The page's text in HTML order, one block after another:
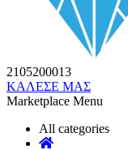
2105200013
ΚΑΛΕΣΕ ΜΑΣ
Marketplace Menu
All categories